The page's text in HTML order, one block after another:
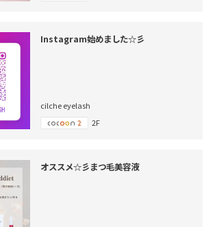
Instagram始めました☆彡
cilche eyelash
2F
オススメ☆彡まつ毛美容液